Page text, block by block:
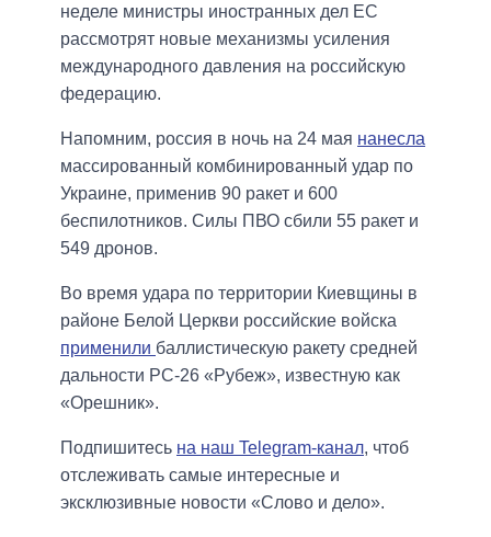
неделе министры иностранных дел ЕС
рассмотрят новые механизмы усиления
международного давления на российскую
федерацию.
Напомним, россия в ночь на 24 мая нанесла
массированный комбинированный удар по
Украине, применив 90 ракет и 600
беспилотников. Силы ПВО сбили 55 ракет и
549 дронов.
Во время удара по территории Киевщины в
районе Белой Церкви российские войска
применили баллистическую ракету средней
дальности РС-26 «Рубеж», известную как
«Орешник».
Подпишитесь на наш Telegram-канал, чтоб
отслеживать самые интересные и
эксклюзивные новости «Слово и дело».